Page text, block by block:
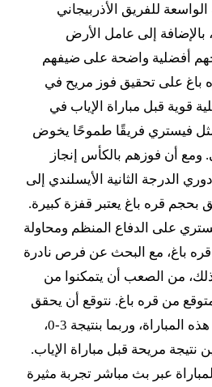
الواسعة للفريق الأذربيجاني
بالإضافة إلى عامل الأرض
أفضلية واضحة على ضيفهم
باغ على تحقيق فوز مريح في
قوية قبل مباراة الإياب في
فيستري فريقًا طموحًا يخوض
ومع أن فوزهم بالكأس إنجاز
الدرجة الثانية الأيسلندي إلى
بحجم قره باغ يعتبر قفزة كبيرة.
على الدفاع المنظم ومحاولة
باغ، مع البحث عن فرص نادرة
من الصعب أن يتمكنوا من
من قره باغ. نتوقع أن يحقق
قره باغ فوزًا واضحًا في هذه المباراة، وربما بنتيجة 3-0،
مريحة قبل مباراة الإياب.
عبر بث مباشر تجربة مثيرة